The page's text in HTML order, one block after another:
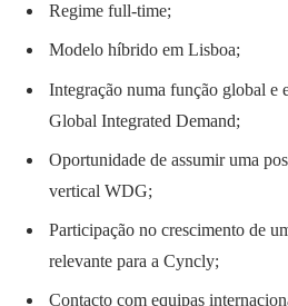
Regime full-time;
Modelo híbrido em Lisboa;
Integração numa função global e
Global Integrated Demand;
Oportunidade de assumir uma
vertical WDG;
Participação no crescimento de
relevante para a Cyncly;
Contacto com equipas